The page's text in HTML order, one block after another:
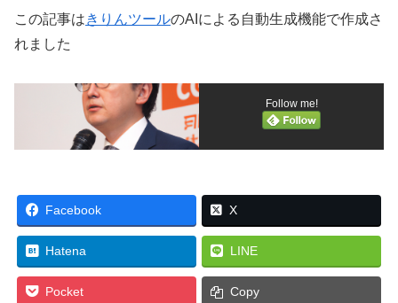
この記事はきりんツールのAIによる自動生成機能で作成さ
れました
Follow me!
Facebook X
Hatena LINE
Pocket Copy